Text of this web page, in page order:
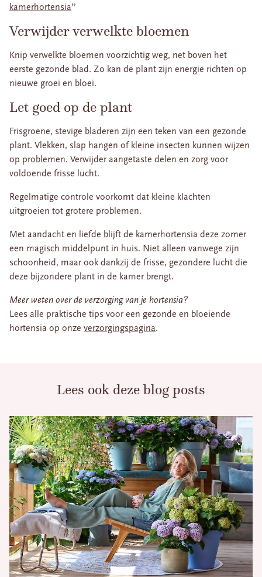
kamerhortensia’’
Verwijder verwelkte bloemen
Knip verwelkte bloemen voorzichtig weg, net boven het
eerste gezonde blad. Zo kan de plant zijn energie richten op
nieuwe groei en bloei.
Let goed op de plant
Frisgroene, stevige bladeren zijn een teken van een gezonde
plant. Vlekken, slap hangen of kleine insecten kunnen wijzen
op problemen. Verwijder aangetaste delen en zorg voor
voldoende frisse lucht.
Regelmatige controle voorkomt dat kleine klachten
uitgroeien tot grotere problemen.
Met aandacht en liefde blijft de kamerhortensia deze zomer
een magisch middelpunt in huis. Niet alleen vanwege zijn
schoonheid, maar ook dankzij de frisse, gezondere lucht die
deze bijzondere plant in de kamer brengt.
Meer weten over de verzorging van je hortensia?
Lees alle praktische tips voor een gezonde en bloeiende
hortensia op onze verzorgingspagina.
Lees ook deze blog posts